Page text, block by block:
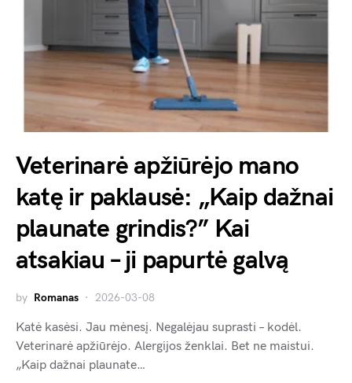
Veterinarė apžiūrėjo mano
katę ir paklausė: „Kaip dažnai
plaunate grindis?” Kai
atsakiau – ji papurtė galvą
by Romanas 2026-03-08
Katė kasėsi. Jau mėnesį. Negalėjau suprasti – kodėl.
Veterinarė apžiūrėjo. Alergijos ženklai. Bet ne maistui.
„Kaip dažnai plaunate…